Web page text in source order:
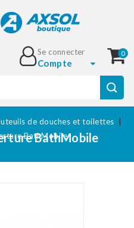
0
Se connecter
Compte
BathMobile
de douches et toilettes
BathMobile